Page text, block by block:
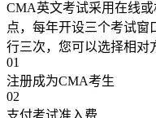
CMA英文考试采用在线
点，每年开设三个考试
行三次，您可以选择相对
01
注册成为CMA考生
02
支付考试准入费